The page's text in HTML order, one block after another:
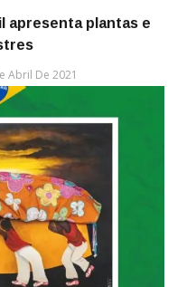
apresenta plantas e
Abril De 2021